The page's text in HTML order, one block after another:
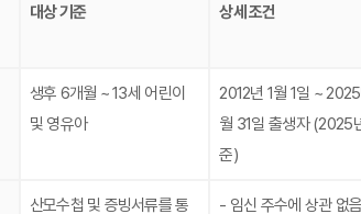
대상 기준 상세 조건
생후 6개월 ~ 13세 어린이
및 영유아
2012년 1월 1일 ~
월 31일 출생자 (2025
준)
산모수첩 및 증빙서류를 통
- 임신 주수에 상관 없음